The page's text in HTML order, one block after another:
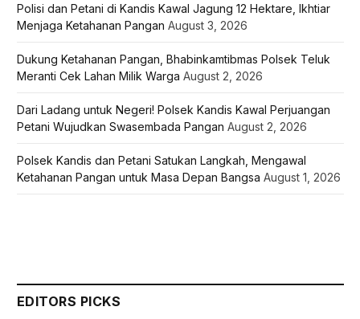
Polisi dan Petani di Kandis Kawal Jagung 12 Hektare, Ikhtiar
Menjaga Ketahanan Pangan August 3, 2026
Dukung Ketahanan Pangan, Bhabinkamtibmas Polsek Teluk
Meranti Cek Lahan Milik Warga August 2, 2026
Dari Ladang untuk Negeri! Polsek Kandis Kawal Perjuangan
Petani Wujudkan Swasembada Pangan August 2, 2026
Polsek Kandis dan Petani Satukan Langkah, Mengawal
Ketahanan Pangan untuk Masa Depan Bangsa August 1, 2026
EDITORS PICKS